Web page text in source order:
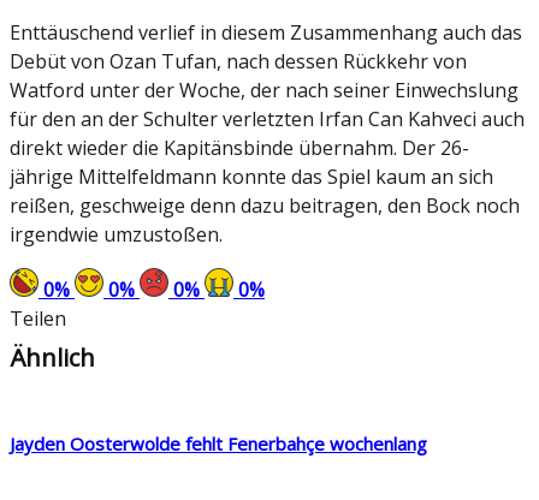
Enttäuschend verlief in diesem Zusammenhang auch das
Debüt von Ozan Tufan, nach dessen Rückkehr von
Watford unter der Woche, der nach seiner Einwechslung
für den an der Schulter verletzten Irfan Can Kahveci auch
direkt wieder die Kapitänsbinde übernahm. Der 26-
jährige Mittelfeldmann konnte das Spiel kaum an sich
reißen, geschweige denn dazu beitragen, den Bock noch
irgendwie umzustoßen.
0% 0% 0% 0%
Teilen
Ähnlich
Jayden Oosterwolde fehlt Fenerbahçe wochenlang